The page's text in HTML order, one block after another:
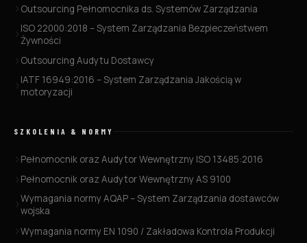
Outsourcing Pełnomocnika ds. Systemów Zarządzania
ISO 22000:2018 – System Zarządzania Bezpieczeństwem
Żywności
Outsourcing Audytu Dostawcy
IATF 16949:2016 – System Zarządzania Jakością w
motoryzacji
SZKOLENIA & NORMY
Pełnomocnik oraz Audytor Wewnętrzny ISO 13485:2016
Pełnomocnik oraz Audytor Wewnętrzny AS 9100
Wymagania normy AQAP – System Zarządzania dostawców
wojska
Wymagania normy EN 1090 / Zakładowa Kontrola Produkcji